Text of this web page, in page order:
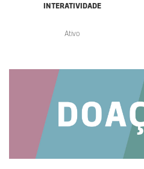
INTERATIVIDADE
Ativo